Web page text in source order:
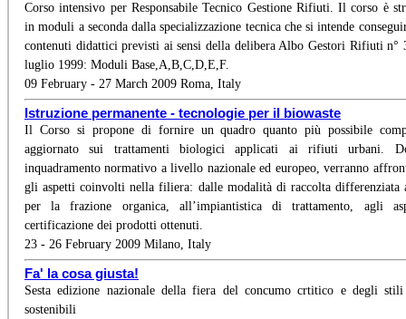
Corso intensivo per Responsabile Tecnico Gestione Rifiuti. Il corso è
in moduli a seconda dalla specializzazione tecnica che si intende
contenuti didattici previsti ai sensi della delibera Albo Gestori Rifiuti n°
luglio 1999: Moduli Base,A,B,C,D,E,F.
09 February - 27 March 2009 Roma, Italy
Istruzione permanente - tecnologie per il biowaste
Il Corso si propone di fornire un quadro quanto più possibile
aggiornato sui trattamenti biologici applicati ai rifiuti urbani.
inquadramento normativo a livello nazionale ed europeo, verranno
gli aspetti coinvolti nella filiera: dalle modalità di raccolta differenziata
per la frazione organica, all’impiantistica di trattamento, agli
certificazione dei prodotti ottenuti.
23 - 26 February 2009 Milano, Italy
Fa' la cosa giusta!
Sesta edizione nazionale della fiera del concumo crtitico e degli
sostenibili